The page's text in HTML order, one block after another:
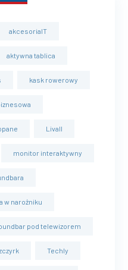
akcesoriaIT
aktywna tablica
kask rowerowy
Livall
monitor interaktywny
w narożniku
pod telewizorem
Techly